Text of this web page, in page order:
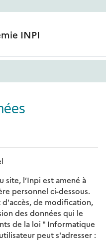
INPI
site, l’Inpi est amené à
personnel ci-dessous.
de modification,
des données qui le
de la loi " Informatique
peut s'adresser :